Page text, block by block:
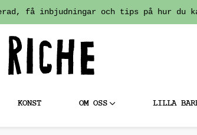
få inbjudningar och tips på hur
KONST OM OSS LILLA